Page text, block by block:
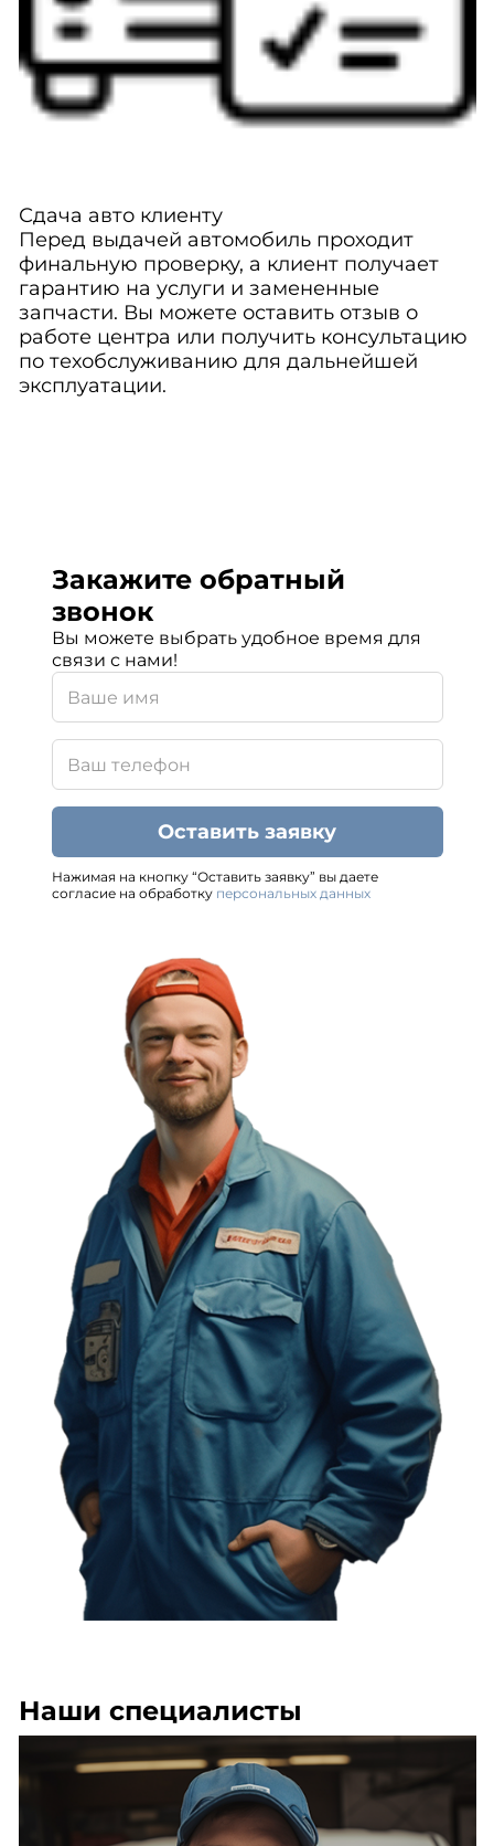
Сдача авто клиенту
Перед выдачей автомобиль проходит
финальную проверку, а клиент получает
гарантию на услуги и замененные
запчасти. Вы можете оставить отзыв о
работе центра или получить консультацию
по техобслуживанию для дальнейшей
эксплуатации.
Закажите обратный
звонок
Вы можете выбрать удобное время для
связи с нами!
Оставить заявку
Нажимая на кнопку “Оставить заявку” вы даете
согласие на обработку персональных данных
Наши специалисты